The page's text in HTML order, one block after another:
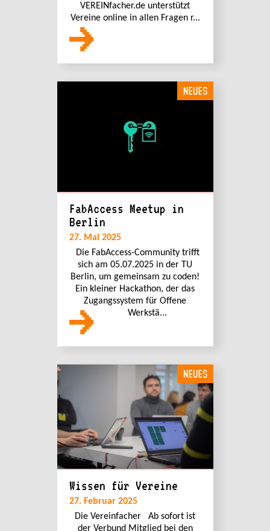
VEREINfacher.de unterstützt
Vereine online in allen Fragen r...
NEUES
FabAccess Meetup in
Berlin
27. Mai 2025
Die FabAccess-Community trifft
sich am 05.07.2025 in der TU
Berlin, um gemeinsam zu coden!
Ein kleiner Hackathon, der das
Zugangssystem für Offene
Werkstä...
NEUES
Wissen für Vereine
27. Februar 2025
Die Vereinfacher Ab sofort ist
der Verbund Mitglied bei den